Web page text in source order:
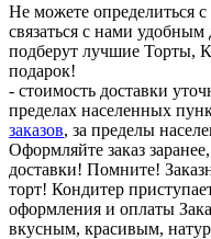
Не можете определиться
связаться с нами
подберут лучшие Торты,
подарок!
- стоимость доставки
пределах населенных
заказов, за пределы
Оформляйте заказ
доставки! Помните!
торт! Кондитер
оформления и оплаты
вкусным, красивым,